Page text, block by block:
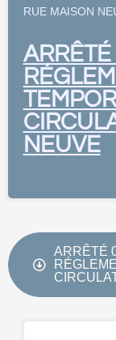
RUE MAISON
NEUVE
ARRÊTÉ